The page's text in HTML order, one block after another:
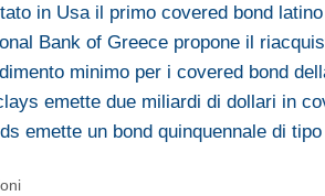
in Usa il primo covered bond
Bank of Greece propone il
minimo per i covered bond
emette due miliardi di dollari in
emette un bond quinquennale di